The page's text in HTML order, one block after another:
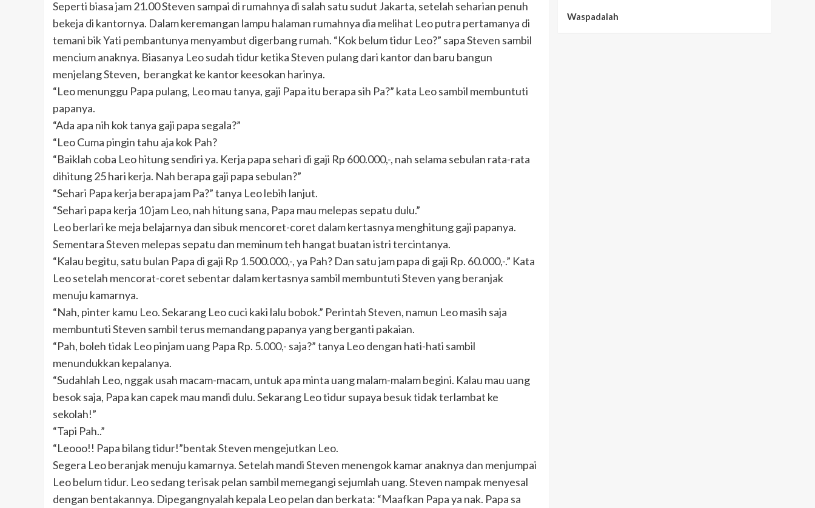
Seperti biasa jam 21.00 Steven sampai di rumahnya di salah satu sudut Jakarta, setelah seharian penuh
bekeja di kantornya. Dalam keremangan lampu halaman rumahnya dia melihat Leo putra pertamanya di
temani bik Yati pembantunya menyambut digerbang rumah. “Kok belum tidur Leo?” sapa Steven sambil
mencium anaknya. Biasanya Leo sudah tidur ketika Steven pulang dari kantor dan baru bangun
menjelang Steven‚ berangkat ke kantor keesokan harinya.
“Leo menunggu Papa pulang, Leo mau tanya, gaji Papa itu berapa sih Pa?” kata Leo sambil membuntuti
papanya.
“Ada apa nih kok tanya gaji papa segala?”
“Leo Cuma pingin tahu aja kok Pah?
“Baiklah coba Leo hitung sendiri ya. Kerja papa sehari di gaji Rp 600.000,-, nah selama sebulan rata-rata
dihitung 25 hari kerja. Nah berapa gaji papa sebulan?”
“Sehari Papa kerja berapa jam Pa?” tanya Leo lebih lanjut.
“Sehari papa kerja 10 jam Leo, nah hitung sana, Papa mau melepas sepatu dulu.”
Leo berlari ke meja belajarnya dan sibuk mencoret-coret dalam kertasnya menghitung gaji papanya.
Sementara Steven melepas sepatu dan meminum teh hangat buatan istri tercintanya.
“Kalau begitu, satu bulan Papa di gaji Rp 1.500.000,-, ya Pah? Dan satu jam papa di gaji Rp. 60.000,-.” Kata
Leo setelah mencorat-coret sebentar dalam kertasnya sambil membuntuti Steven yang beranjak
menuju kamarnya.
“Nah, pinter kamu Leo. Sekarang Leo cuci kaki lalu bobok.” Perintah Steven, namun Leo masih saja
membuntuti Steven sambil terus memandang papanya yang berganti pakaian.
“Pah, boleh tidak Leo pinjam uang Papa Rp. 5.000,- saja?” tanya Leo dengan hati-hati sambil
menundukkan kepalanya.
“Sudahlah Leo, nggak usah macam-macam, untuk apa minta uang malam-malam begini. Kalau mau uang
besok saja, Papa kan capek mau mandi dulu. Sekarang Leo tidur supaya besuk tidak terlambat ke
sekolah!”
“Tapi Pah..”
“Leooo!! Papa bilang tidur!”bentak Steven mengejutkan Leo.
Segera Leo beranjak menuju kamarnya. Setelah mandi Steven menengok kamar anaknya dan menjumpai
Leo belum tidur. Leo sedang terisak pelan sambil memegangi sejumlah uang. Steven nampak menyesal
dengan bentakannya. Dipegangnyalah kepala Leo pelan dan berkata: “Maafkan Papa ya nak. Papa sa
Waspadalah